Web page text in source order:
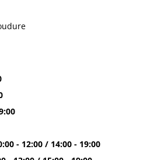
:00
- 12:00 / 14:00 - 19:00